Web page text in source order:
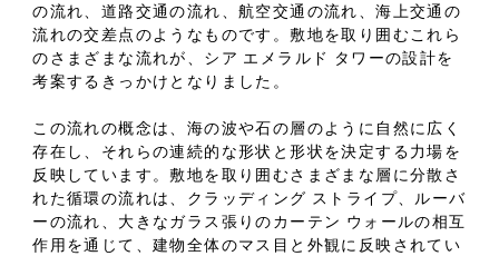
の流れ、道路交通の流れ、航空交通の流れ、海上交通の
流れの交差点のようなものです。敷地を取り囲むこれら
のさまざまな流れが、シア エメラルド タワーの設計を
考案するきっかけとなりました。
この流れの概念は、海の波や石の層のように自然に広く
存在し、それらの連続的な形状と形状を決定する力場を
反映しています。敷地を取り囲むさまざまな層に分散さ
れた循環の流れは、クラッディング ストライプ、ルーバ
ーの流れ、大きなガラス張りのカーテン ウォールの相互
作用を通じて、建物全体のマス目と外観に反映されてい